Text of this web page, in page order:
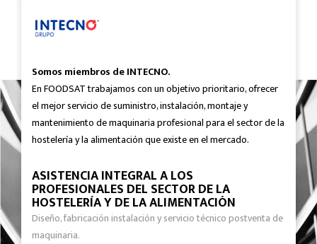
Somos miembros de INTECNO.
En FOODSAT trabajamos con un objetivo prioritario, ofrecer
el mejor servicio de suministro, instalación, montaje y
mantenimiento de maquinaria profesional para el sector de la
hostelería y la alimentación que existe en el mercado.
ASISTENCIA INTEGRAL A LOS
PROFESIONALES DEL SECTOR DE LA
HOSTELERÍA Y DE LA ALIMENTACIÓN
Diseño, fabricación instalación y servicio técnico postventa de
maquinaria.